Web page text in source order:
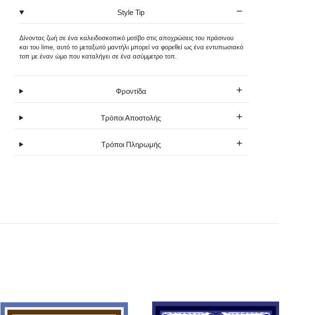
Style Tip
Δίνοντας ζωή σε ένα καλειδοσκοπικό μοτίβο στις αποχρώσεις του πράσινου
και του lime, αυτό το μεταξωτό μαντήλι μπορεί να φορεθεί ως ένα εντυπωσιακό
τοπ με έναν ώμο που καταλήγει σε ένα ασύμμετρο τοπ.
Φροντίδα
Τρόποι Αποστολής
Τρόποι Πληρωμής